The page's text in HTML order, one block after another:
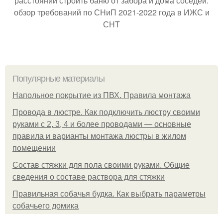
обзор требований по СНиП 2021-2022 года в ИЖС и
СНТ
Популярные материалы
Напольное покрытие из ПВХ. Правила монтажа
Провода в люстре. Как подключить люстру своими
руками с 2, 3, 4 и более проводами — основные
правила и варианты монтажа люстры в жилом
помещении
Состав стяжки для пола своими руками. Общие
сведения о составе раствора для стяжки
Правильная собачья будка. Как выбрать параметры
собачьего домика